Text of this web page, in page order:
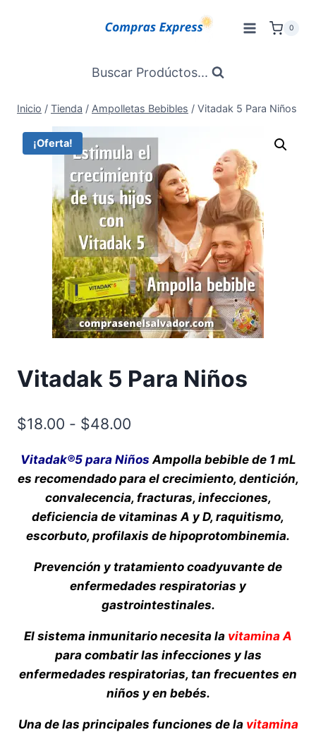
0
Buscar Prodúctos...
Inicio / Tienda / Ampolletas Bebibles / Vitadak 5 Para Niños
¡Oferta!
Vitadak 5 Para Niños
$18.00 - $48.00
precios:
desde
$18.00
hasta
$48.00
Vitadak®5 para Niños Ampolla bebible de 1 mL
es recomendado para el crecimiento, dentición,
convalecencia, fracturas, infecciones,
deficiencia de vitaminas A y D, raquitismo,
escorbuto, profilaxis de hipoprotombinemia.
Prevención y tratamiento coadyuvante de
enfermedades respiratorias y
gastrointestinales.
El sistema inmunitario necesita la vitamina A
para combatir las infecciones y las
enfermedades respiratorias, tan frecuentes en
niños y en bebés.
Una de las principales funciones de la vitamina